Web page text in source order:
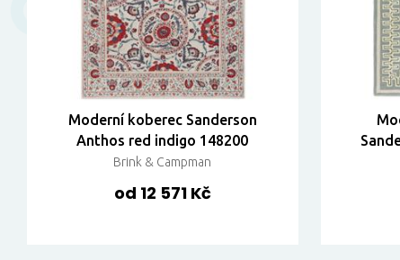
Moderní koberec Sanderson
Anthos red indigo 148200
Brink & Campman
od 12 571 Kč